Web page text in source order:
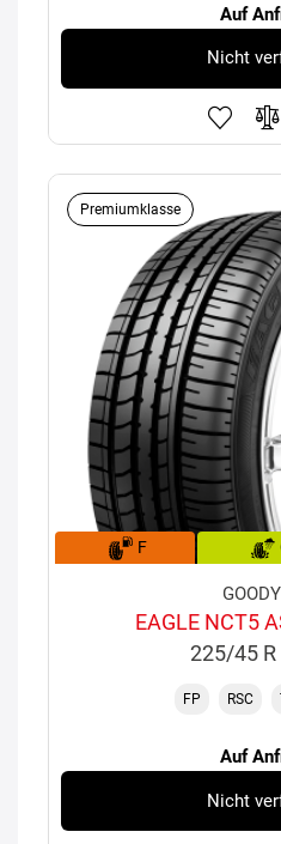
Auf
Nicht
Premiumklasse
F
EAGLE NCT5
225/45 R
FP RSC
Auf
Nicht